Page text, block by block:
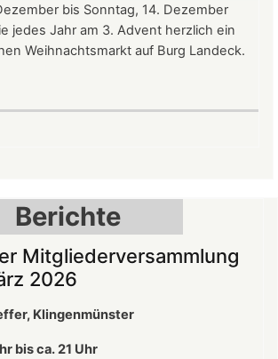
bis Sonntag, 14. Dezember
jedes Jahr am 3. Advent herzlich ein
Weihnachtsmarkt auf Burg Landeck.
Berichte
Mitgliederversammlung
2026
Klingenmünster
bis ca. 21 Uhr